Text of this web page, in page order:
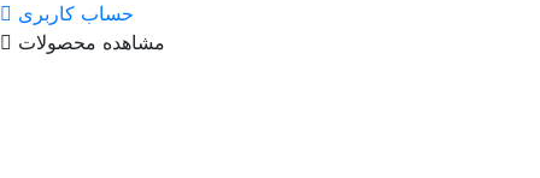
حساب کاربری
مشاهده محصولات